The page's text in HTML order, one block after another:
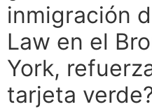
inmigración
Law en el
York,
tarjeta